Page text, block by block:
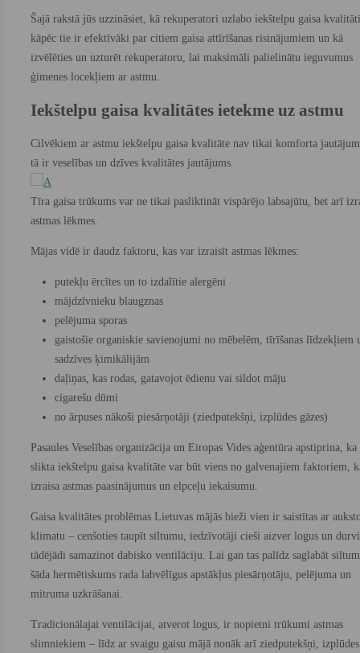
Šajā rakstā jūs uzzināsiet, kā rekuperatori uzlabo iekštelpu gaisa
kāpēc tie ir efektīvāki par citiem gaisa attīrīšanas risinājumiem un kā
izvēlēties un uzturēt rekuperatoru, lai maksimāli palielinātu ieguvumus
ģimenes locekļiem ar astmu.
Iekštelpu gaisa kvalitātes ietekme uz astmu
Cilvēkiem ar astmu iekštelpu gaisa kvalitāte nav tikai komforta
tā ir veselības un dzīves kvalitātes jautājums.
Tīra gaisa trūkums var ne tikai pasliktināt vispārējo labsajūtu, bet arī
astmas lēkmes.
Mājas vidē ir daudz faktoru, kas var izraisīt astmas lēkmes:
putekļu ērcītes un to izdalītie alergēni
mājdzīvnieku blaugznas
pelējuma sporas
gaistošie organiskie savienojumi no mēbelēm, tīrīšanas līdzekļiem
sadzīves ķimikālijām
daļiņas, kas rodas, gatavojot ēdienu vai sildot māju
cigarešu dūmi
no ārpuses nākoši piesārņotāji (ziedputekšņi, izplūdes gāzes)
Pasaules Veselības organizācija un Eiropas Vides aģentūra apstiprina, ka
slikta iekštelpu gaisa kvalitāte var būt viens no galvenajiem faktoriem,
izraisa astmas paasinājumus un elpceļu iekaisumu.
Gaisa kvalitātes problēmas Lietuvas mājās bieži vien ir saistītas ar
klimatu – cenšoties taupīt siltumu, iedzīvotāji cieši aizver logus un
tādējādi samazinot dabisko ventilāciju. Lai gan tas palīdz saglabāt
šāda hermētiskums rada labvēlīgus apstākļus piesārņotāju, pelējuma un
mitruma uzkrāšanai.
Tradicionālajai ventilācijai, atverot logus, ir nopietni trūkumi astmas
slimniekiem – līdz ar svaigu gaisu mājā nonāk arī ziedputekšņi, izplūdes